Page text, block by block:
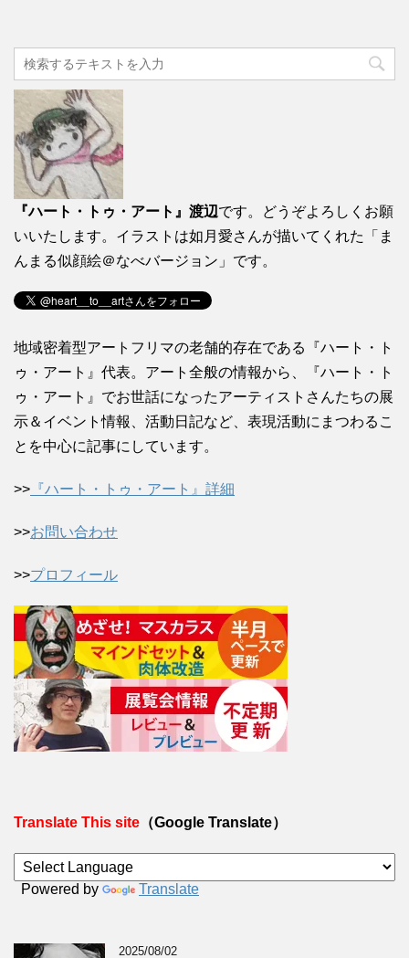
『ハート・トゥ・アート』渡辺です。どうぞよろしくお願
いいたします。イラストは如月愛さんが描いてくれた「ま
んまる似顔絵＠なべバージョン」です。
地域密着型アートフリマの老舗的存在である『ハート・ト
ゥ・アート』代表。アート全般の情報から、『ハート・ト
ゥ・アート』でお世話になったアーティストさんたちの展
示＆イベント情報、活動日記など、表現活動にまつわるこ
とを中心に記事にしています。
>> 『ハート・トゥ・アート』詳細
>>お問い合わせ
>>プロフィール
Translate This site （Google Translate）
Powered by Translate
2025/08/02